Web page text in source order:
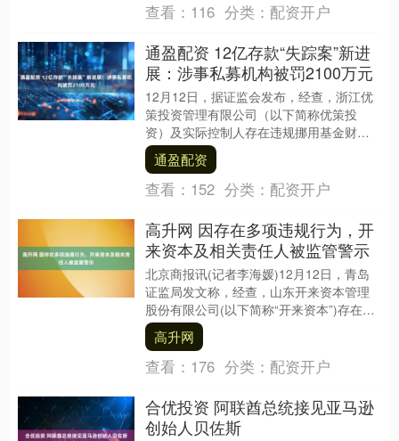
查看： 116 分类： 配资开户
通盈配资 12亿存款“失踪案”新进
展：涉事私募机构被罚2100万元
12月12日，据证监会发布，经查，浙江优
策投资管理有限公司（以下简称优策投
资）及实际控制人存在违规挪用基金财
产、报送虚假信息等行为，严重违反私募
基金法律法规。浙....
通盈配资
查看： 152 分类： 配资开户
高升网 因存在多项违规行为，开
来资本及相关责任人被监管警示
北京商报讯(记者李海媛)12月12日，青岛
证监局发文称，经查，山东开来资本管理
股份有限公司(以下简称“开来资本”)存在基
金管理混乱，未按规定履行职责；部分基
金未....
高升网
查看： 176 分类： 配资开户
合优投资 阿联酋总统接见亚马逊
创始人贝佐斯